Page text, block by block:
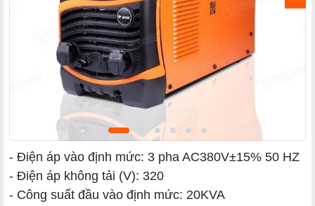
- Điện áp vào định mức: 3 pha AC380V±15% 50 HZ
- Điện áp không tải (V): 320
- Công suất đầu vào định mức: 20KVA